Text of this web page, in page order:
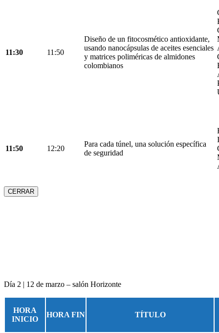
11:30 11:50
Diseño de un fitocosmético antioxidante,
usando nanocápsulas de aceites esenciales
y matrices poliméricas de almidones
colombianos
11:50 12:20
Para cada túnel, una solución específica
de seguridad
CERRAR
Día 2 | 12 de marzo – salón Horizonte
HORA
INICIO
HORA FIN TÍTULO